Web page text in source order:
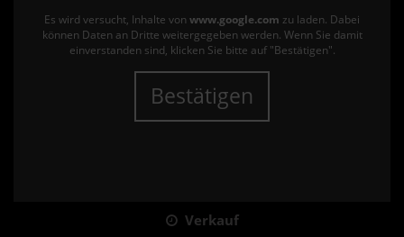
Es wird versucht, Inhalte von www.google.com zu laden. Dabei
können Daten an Dritte weitergegeben werden. Wenn Sie damit
einverstanden sind, klicken Sie bitte auf "Bestätigen".
Bestätigen
Verkauf